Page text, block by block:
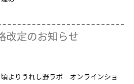
定のお知らせ
頃よりうれし野ラボ オンラインショ